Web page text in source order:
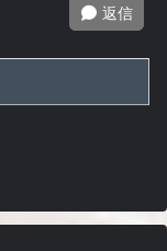
返信